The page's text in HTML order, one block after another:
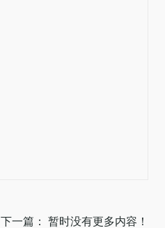
下一篇： 暂时没有更多内容！